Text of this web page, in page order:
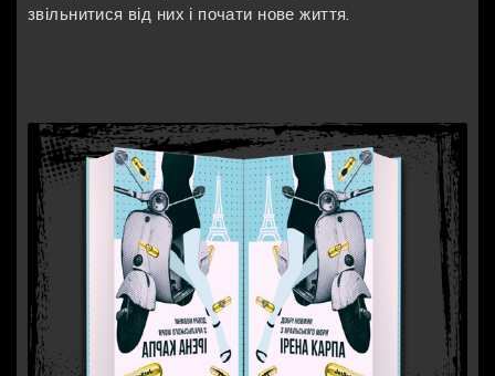
звільнитися від них і почати нове життя.